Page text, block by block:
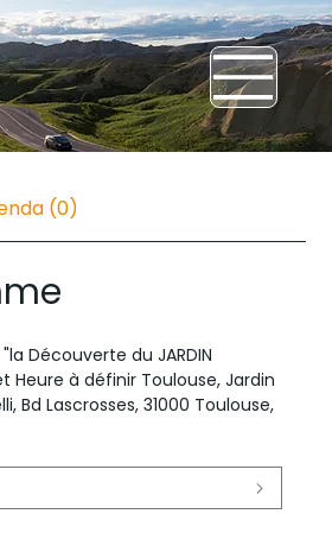
(0)
Découverte du JARDIN
Heure à définir Toulouse, Jardin
Bd Lascrosses, 31000 Toulouse,